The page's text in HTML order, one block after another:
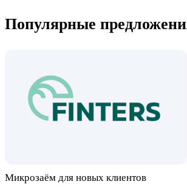
Популярные
Микрозаём для новых клиентов